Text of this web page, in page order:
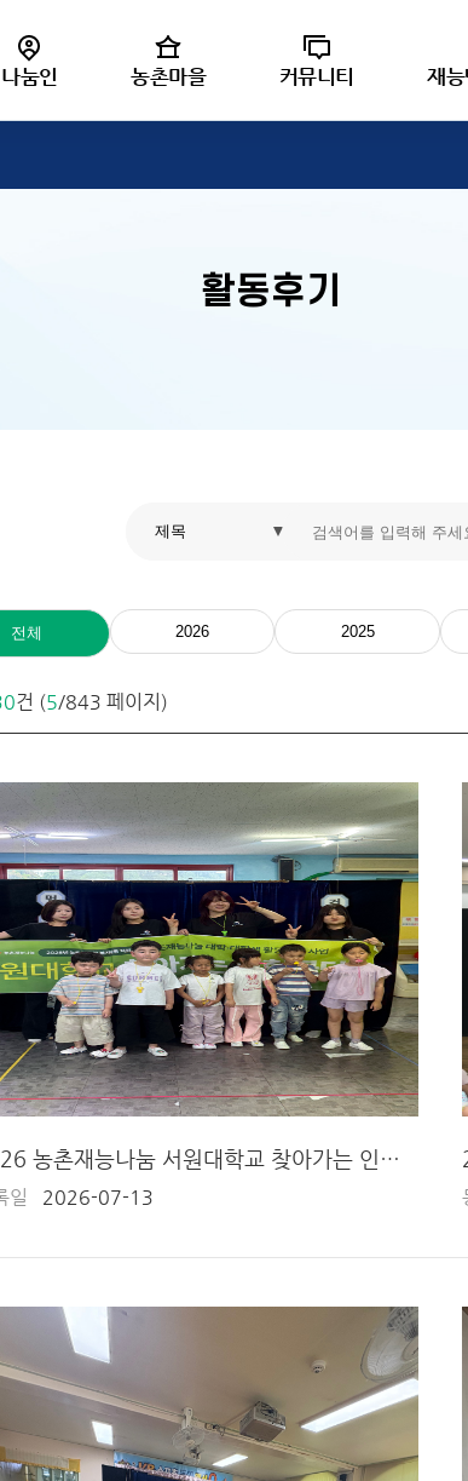
능
나눔인 농촌마을 커뮤니티 재
활동후기
전체 2026 2025
건 (5/843 페이지)
2026 농촌재능나눔 서원대학교 찾아가는 인형극단 (4회차)
일 2026-07-13